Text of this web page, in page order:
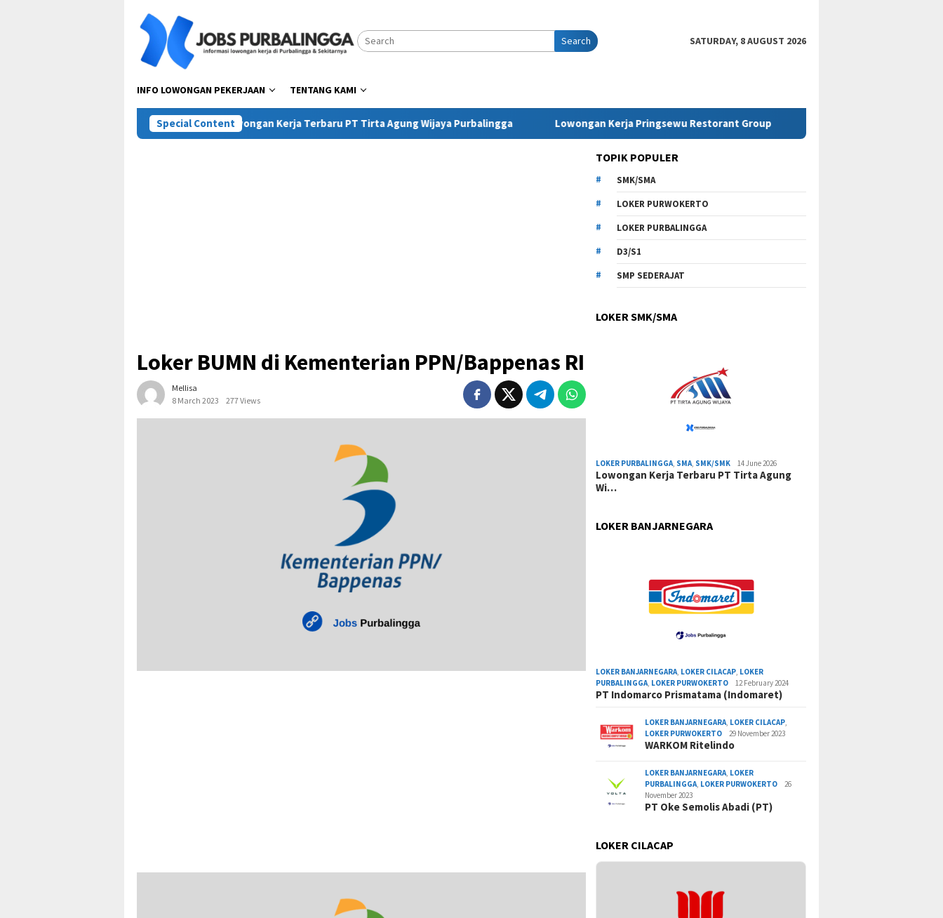
content
Search SATURDAY, 8 AUGUST 2026
INFO LOWONGAN PEKERJAAN TENTANG KAMI
Special Content
Lowongan Kerja Terbaru PT Tirta Agung Wijaya Purbalingga Lowongan Kerja Pringsewu Restorant Group Lowongan Kerja SMK Telkom
Loker BUMN di Kementerian PPN/Bappenas RI
Mellisa
8 March 2023
277 Views
TOPIK POPULER
SMK/SMA
LOKER PURWOKERTO
LOKER PURBALINGGA
D3/S1
SMP SEDERAJAT
LOKER SMK/SMA
LOKER PURBALINGGA SMA SMK/SMK 14 June 2026
Lowongan Kerja Terbaru PT Tirta Agung
Wi…
LOKER BANJARNEGARA
LOKER BANJARNEGARA LOKER CILACAP LOKER
PURBALINGGA LOKER PURWOKERTO 12 February 2024
PT Indomarco Prismatama (Indomaret)
LOKER BANJARNEGARA LOKER CILACAP
LOKER PURWOKERTO
29 November 2023
WARKOM Ritelindo
LOKER BANJARNEGARA LOKER
PURBALINGGA LOKER PURWOKERTO
26
November 2023
PT Oke Semolis Abadi (PT)
LOKER CILACAP